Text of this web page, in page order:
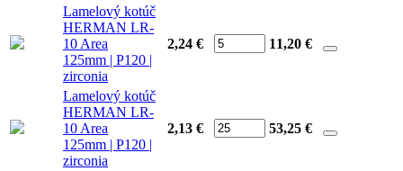
Lamelový kotúč
HERMAN LR-
10 Area
125mm | P120 |
zirconia
2,24 € 11,20 €
Lamelový kotúč
HERMAN LR-
10 Area
125mm | P120 |
zirconia
2,13 € 53,25 €